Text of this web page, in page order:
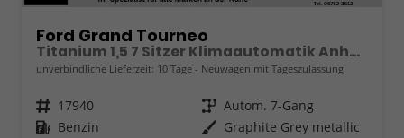
Ford Grand Tourneo
Titanium 1,5 7 Sitzer Klimaautomatik Anhängerkupplung Sitzheizung Einparkhilfe Kamera 17 Zoll Leichtmetall ACC
unverbindliche Lieferzeit: 10 Tage Neuwagen mit Tageszulassung
Fahrzeugnr. 17940 Getriebe Autom. 7-Gang
Kraftstoff Benzin Außenfarbe Graphite Grey metallic